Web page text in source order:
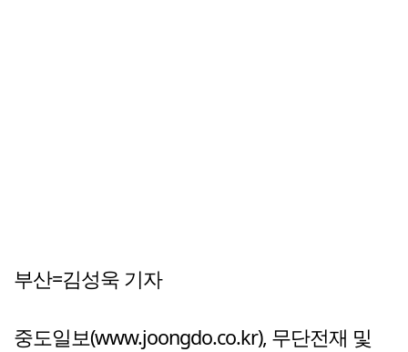
부산=김성욱 기자
중도일보(www.joongdo.co.kr), 무단전재 및